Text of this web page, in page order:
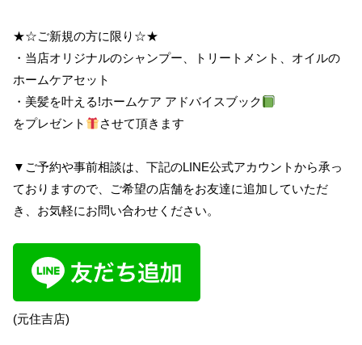
★☆ご新規の方に限り☆★
・当店オリジナルのシャンプー、トリートメント、オイルの
ホームケアセット
・美髪を叶える!ホームケア アドバイスブック
をプレゼント
させて頂きます
▼ご予約や事前相談は、下記のLINE公式アカウントから承っ
ておりますので、ご希望の店舗をお友達に追加していただ
き、お気軽にお問い合わせください。
(元住吉店)